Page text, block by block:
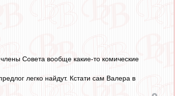
Совета вообще какие-то комические
легко найдут. Кстати сам Валера в